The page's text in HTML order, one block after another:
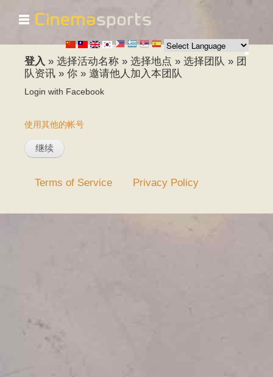
跳
转
到
主
要
内
容
☰
登入 » 选择活动名称 » 选择地点 » 选择团队 » 团
队资讯 » 你 » 邀请他人加入本团队
Login with Facebook
使用其他的帐号
Terms of Service Privacy Policy